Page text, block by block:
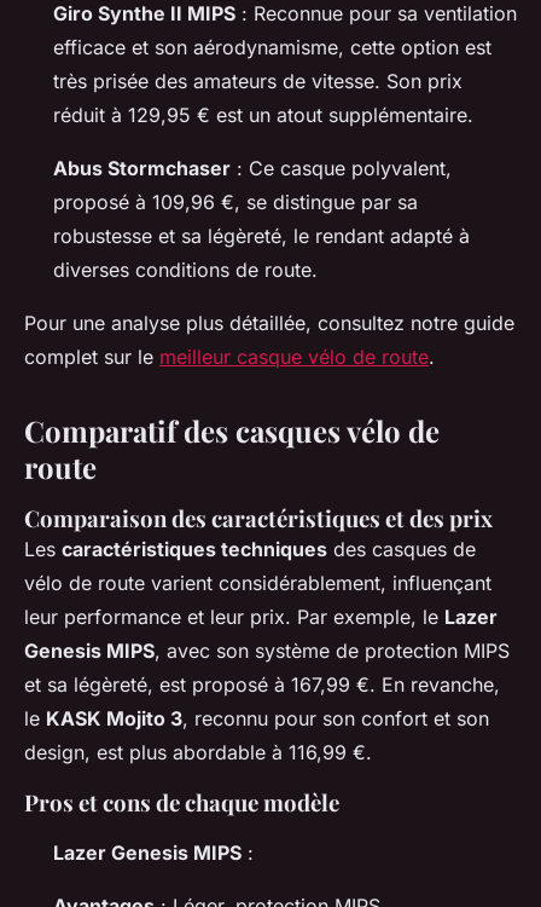
Giro Synthe II MIPS : Reconnue pour sa ventilation
efficace et son aérodynamisme, cette option est
très prisée des amateurs de vitesse. Son prix
réduit à 129,95 € est un atout supplémentaire.
Abus Stormchaser : Ce casque polyvalent,
proposé à 109,96 €, se distingue par sa
robustesse et sa légèreté, le rendant adapté à
diverses conditions de route.
Pour une analyse plus détaillée, consultez notre guide
complet sur le meilleur casque vélo de route.
Comparatif des casques vélo de
route
Comparaison des caractéristiques et des prix
Les caractéristiques techniques des casques de
vélo de route varient considérablement, influençant
leur performance et leur prix. Par exemple, le Lazer
Genesis MIPS, avec son système de protection MIPS
et sa légèreté, est proposé à 167,99 €. En revanche,
le KASK Mojito 3, reconnu pour son confort et son
design, est plus abordable à 116,99 €.
Pros et cons de chaque modèle
Lazer Genesis MIPS :